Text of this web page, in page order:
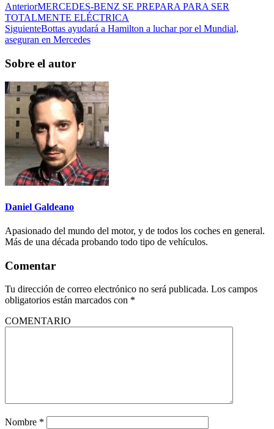
AnteriorMERCEDES-BENZ SE PREPARA PARA SER
TOTALMENTE ELÉCTRICA
SiguienteBottas ayudará a Hamilton a luchar por el Mundial,
aseguran en Mercedes
Sobre el autor
Daniel Galdeano
Apasionado del mundo del motor, y de todos los coches en general.
Más de una década probando todo tipo de vehículos.
Comentar
Tu dirección de correo electrónico no será publicada. Los campos
obligatorios están marcados con *
COMENTARIO
Nombre *